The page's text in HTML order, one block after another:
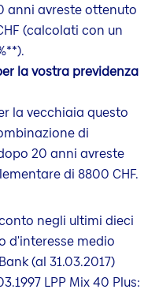
anni avreste ottenuto
(calcolati con un
la vostra previdenza
la vecchiaia questo
di
20 anni avreste
di 8800 CHF.
negli ultimi dieci
d'interesse medio
(al 31.03.2017)
LPP Mix 40 Plus: